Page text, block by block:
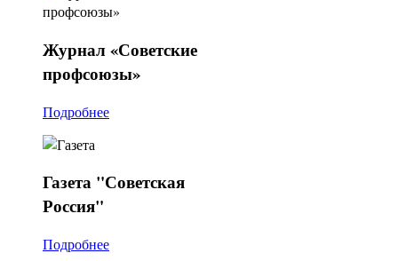
Журнал«Советские
профсоюзы»
Подробнее
Газета "Советская
Россия"
Подробнее